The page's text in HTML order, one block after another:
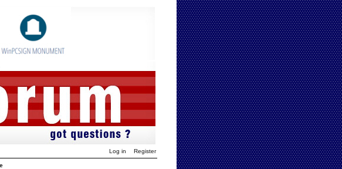
Log in Register